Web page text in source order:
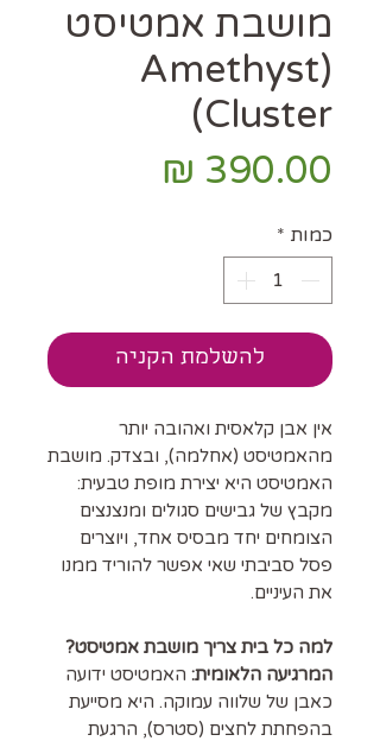
מושבת אמטיסט
(Amethyst
Cluster)
כמות *
להשלמת הקניה
אין אבן קלאסית ואהובה יותר
מהאמטיסט (אחלמה), ובצדק. מושבת
האמטיסט היא יצירת מופת טבעית:
מקבץ של גבישים סגולים ומנצנצים
הצומחים יחד מבסיס אחד, ויוצרים
פסל סביבתי שאי אפשר להוריד ממנו
את העיניים.
למה כל בית צריך מושבת אמטיסט?
המרגיעה הלאומית: האמטיסט ידועה
כאבן של שלווה עמוקה. היא מסייעת
בהפחתת לחצים (סטרס), הרגעת